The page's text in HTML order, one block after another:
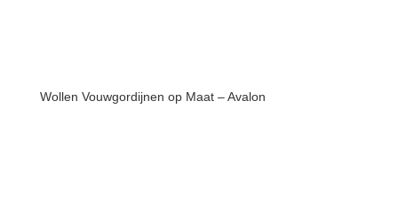
Wollen Vouwgordijnen op Maat – Avalon